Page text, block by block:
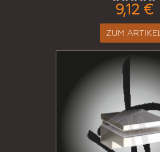
9,12 €
ZUM ARTIKEL